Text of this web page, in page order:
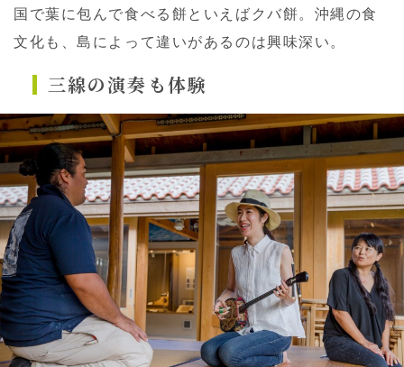
国で葉に包んで食べる餅といえばクバ餅。沖縄の食
文化も、島によって違いがあるのは興味深い。
三線の演奏も体験